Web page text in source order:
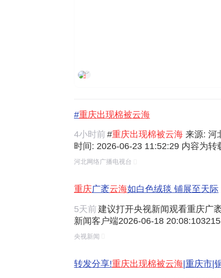
环球时报
#重庆出现棉被云海
4小时前 #重庆出现棉被云海 来源: 河
时间: 2026-06-23 11:52:29 内容为
时新闻 官方微信 :hbdtwx |下载应用:
河北网络广播电视台
重庆广袤云海如白色绒毯 铺展至天际
5天前 建议打开央视新闻观看重庆广
新闻客户端2026-06-18
族自治县,广袤的云层如白色绒毯般
央视新闻
转发分享!重庆出现棉被云海|重庆市|